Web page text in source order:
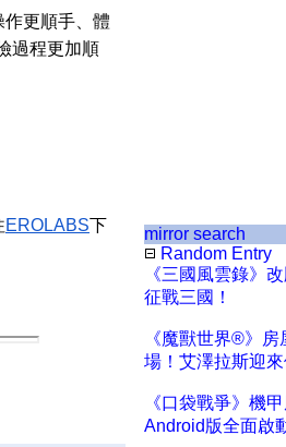
更順手、體
過程更加順
EROLABS下
mirror search
Random Entry
《三國風雲錄》
征戰三國！
《魔獸世界®》
場！艾澤拉斯迎
《口袋戰爭》機
Android版全面啟